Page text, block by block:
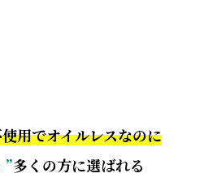
用でオイルレスなのに
”多くの方に選ばれる